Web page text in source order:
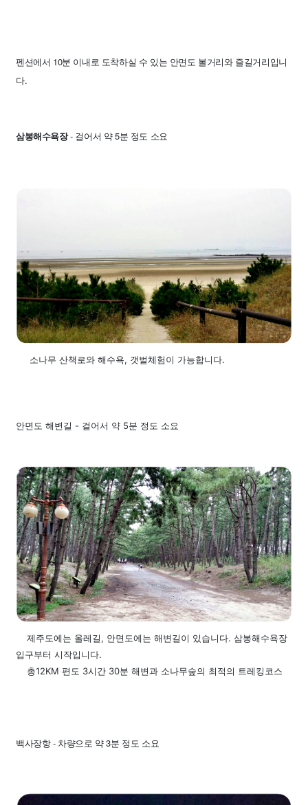
펜션에서 10분 이내로 도착하실 수 있는 안면도 볼거리와 즐길거리입니
다.
삼봉해수욕장- 걸어서 약 5분 정도 소요
소나무 산책로와 해수욕, 갯벌체험이 가능합니다.
안면도 해변길 - 걸어서 약 5분 정도 소요
제주도에는 올레길, 안면도에는 해변길이 있습니다. 삼봉해수욕장
입구부터 시작입니다.
총12KM 편도 3시간 30분 해변과 소나무숲의 최적의 트레킹코스
백사장항 - 차량으로 약 3분 정도 소요